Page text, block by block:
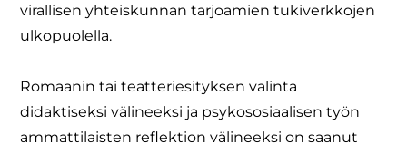
virallisen yhteiskunnan tarjoamien tukiverkkojen
ulkopuolella.
Romaanin tai teatteriesityksen valinta
didaktiseksi välineeksi ja psykososiaalisen työn
ammattilaisten reflektion välineeksi on saanut